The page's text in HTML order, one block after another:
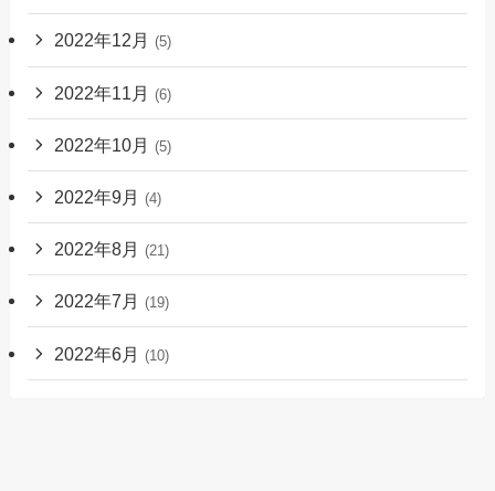
2022年12月 (5)
2022年11月 (6)
2022年10月 (5)
2022年9月 (4)
2022年8月 (21)
2022年7月 (19)
2022年6月 (10)